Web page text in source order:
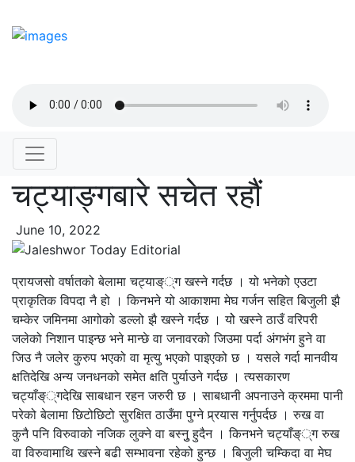
चट्याङ्गबारे सचेत रहौं
June 10, 2022
प्रायजसो वर्षातको बेलामा चट्याङ््ग खस्ने गर्दछ । यो भनेको एउटा
प्राकृतिक विपदा नै हो । किनभने यो आकाशमा मेघ गर्जन सहित बिजुली झै
चम्केर जमिनमा आगोको डल्लो झै खस्ने गर्दछ । योे खस्ने ठाउँ वरिपरी
जलेको निशान पाइन्छ भने मान्छे वा जनावरको जिउमा पर्दा अंगभंग हुने वा
जिउ नै जलेर कुरुप भएको वा मृत्यु भएको पाइएको छ । यसले गर्दा मानवीय
क्षतिदेखि अन्य जनधनको समेत क्षति पुर्याउने गर्दछ । त्यसकारण
चट्याँङ््गदेखि साबधान रहन जरुरी छ । साबधानी अपनाउने क्रममा पानी
परेको बेलामा छिटोछिटो सुरक्षित ठाउँमा पुग्ने प्र्रयास गर्नुपर्दछ । रुख वा
कुनै पनि विरुवाको नजिक लुक्ने वा बस्नुु हुदैन । किनभने चट्याँङ््ग रुख
वा विरुवामाथि खस्ने बढी सम्भावना रहेको हुन्छ । बिजुली चम्किदा वा मेघ